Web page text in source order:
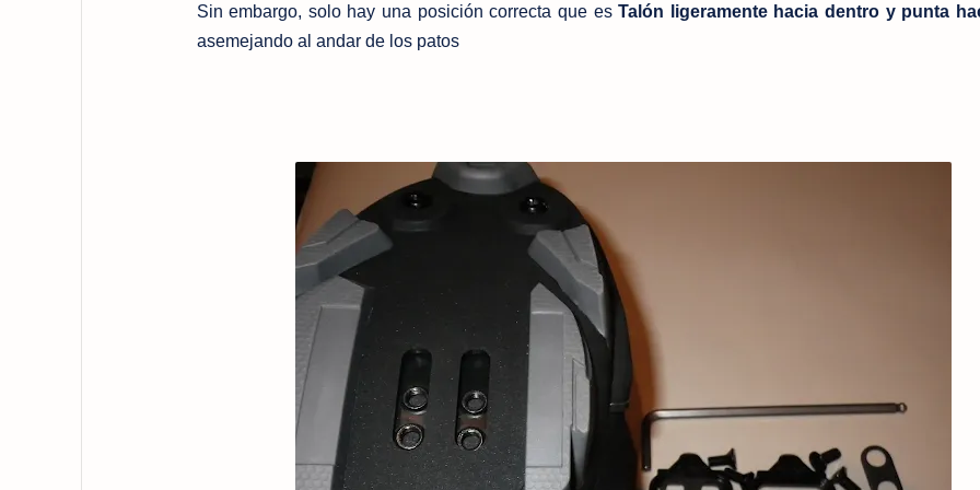
Sin embargo, solo hay una posición correcta que esTalón ligeramente hacia dentro y punta
asemejando al andar de los patos